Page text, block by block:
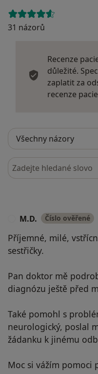
31 názorů
Recenze
důležité.
zaplatit za
recenze
Hledejte v názorech
M.D. Číslo ověřené
Příjemné, milé,
sestřičky.
Pan doktor mě
diagnózu ještě před
Také pomohl s
neurologický, poslal
žádanku k jinému
Moc si vážím pomoci